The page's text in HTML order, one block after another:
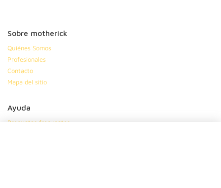
Sobre motherick
Quiénes Somos
Profesionales
Contacto
Mapa del sitio
Ayuda
Preguntas frecuentes